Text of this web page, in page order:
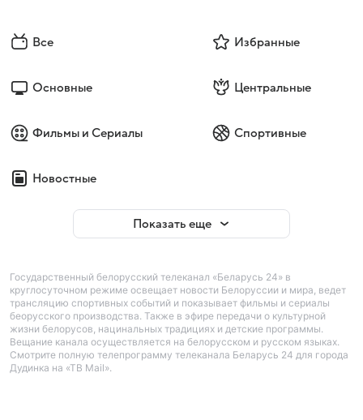
Все Избранные
Основные Центральные
Фильмы и Сериалы Спортивные
Новостные
Показать еще
Государственный белорусский телеканал «Беларусь 24» в
круглосуточном режиме освещает новости Белоруссии и мира, ведет
трансляцию спортивных событий и показывает фильмы и сериалы
беорусского производства. Также в эфире передачи о культурной
жизни белорусов, нацинальных традициях и детские программы.
Вещание канала осуществляется на белорусском и русском языках.
Смотрите полную телепрограмму телеканала Беларусь 24 для города
Дудинка на «ТВ Mail».